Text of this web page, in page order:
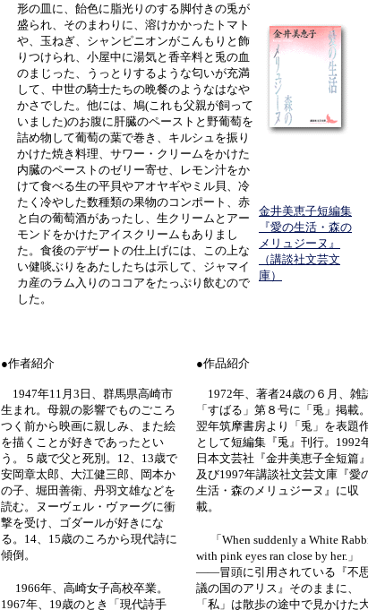
形の皿に、飴色に脂光りのする脚付きの兎が
盛られ、そのまわりに、溶けかかったトマト
や、玉ねぎ、シャンピニオンがこんもりと飾
りつけられ、小屋中に湯気と香辛料と兎の血
のまじった、うっとりするような匂いが充満
して、中世の騎士たちの晩餐のようなはなや
かさでした。他には、鳩(これも父親が飼って
いました)のお腹に肝臓のペーストと野葡萄を
詰め物して葡萄の葉で巻き、キルシュを振り
かけた焼き料理、サワー・クリームをかけた
内臓のペーストのゼリー寄せ、レモン汁をか
けて食べる生の平貝やアオヤギやミル貝、冷
たく冷やした数種類の果物のコンポート、赤
と白の葡萄酒があったし、生クリームとアー
モンドをかけたアイスクリームもありまし
た。食後のデザートの仕上げには、この上な
い健啖ぶりをあたしたちは示して、ジャマイ
カ産のラム入りのココアをたっぷり飲むので
した。
金井美恵子短編集
『愛の生活・森の
メリュジーヌ』
（講談社文芸文
庫）
●作者紹介
1947年11月3日、群馬県高崎市
生まれ。母親の影響でものごころ
つく前から映画に親しみ、また絵
を描くことが好きであったとい
う。５歳で父と死別。12、13歳で
安岡章太郎、大江健三郎、岡本か
の子、堀田善衛、丹羽文雄などを
読む。ヌーヴェル・ヴァーグに衝
撃を受け、ゴダールが好きにな
る。14、15歳のころから現代詩に
傾倒。
1966年、高崎女子高校卒業。
1967年、19歳のとき「現代詩手
●作品紹介
1972年、著者24歳の６月、雑
「すばる」第８号に「兎」掲載。
翌年筑摩書房より「兎」を表題
として短編集『兎』刊行。1992
日本文芸社『金井美恵子全短篇』
及び1997年講談社文芸文庫『愛
生活・森のメリュジーヌ』に収
載。
「When suddenly a White
with pink eyes ran close by her.」
――冒頭に引用されている『不
議の国のアリス』そのままに、
「私」は散歩の途中で見かけた